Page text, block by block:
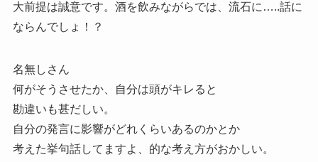
大前提は誠意です。酒を飲みながらでは、流石に…..話に
ならんでしょ！？
名無しさん
何がそうさせたか、自分は頭がキレると
勘違いも甚だしい。
自分の発言に影響がどれくらいあるのかとか
考えた挙句話してますよ、的な考え方がおかしい。